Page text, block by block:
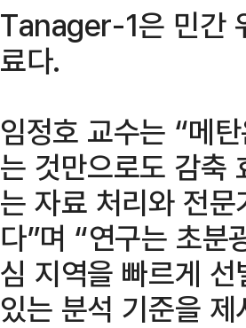
Tanager-1은 민간
료다.
임정호 교수는 “메
는 것만으로도 감축
는 자료 처리와 전
다”며 “연구는 초분
심 지역을 빠르게
있는 분석 기준을